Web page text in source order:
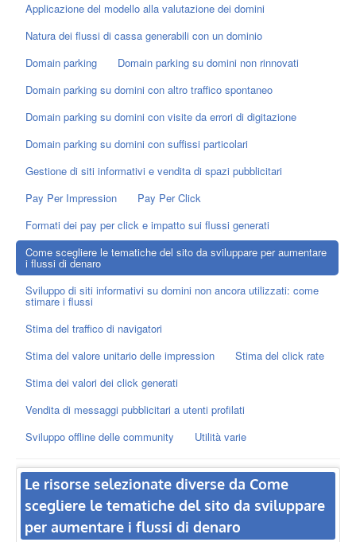
Applicazione del modello alla valutazione dei domini
Natura dei flussi di cassa generabili con un dominio
Domain parking
Domain parking su domini non rinnovati
Domain parking su domini con altro traffico spontaneo
Domain parking su domini con visite da errori di digitazione
Domain parking su domini con suffissi particolari
Gestione di siti informativi e vendita di spazi pubblicitari
Pay Per Impression
Pay Per Click
Formati dei pay per click e impatto sui flussi generati
Come scegliere le tematiche del sito da sviluppare per aumentare
i flussi di denaro
Sviluppo di siti informativi su domini non ancora utilizzati: come
stimare i flussi
Stima del traffico di navigatori
Stima del valore unitario delle impression
Stima del click rate
Stima dei valori dei click generati
Vendita di messaggi pubblicitari a utenti profilati
Sviluppo offline delle community
Utilità varie
Le risorse selezionate diverse da Come
scegliere le tematiche del sito da sviluppare
per aumentare i flussi di denaro